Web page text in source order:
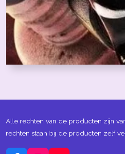
Alle rechten van de producten zijn
rechten staan bij de producten zelf